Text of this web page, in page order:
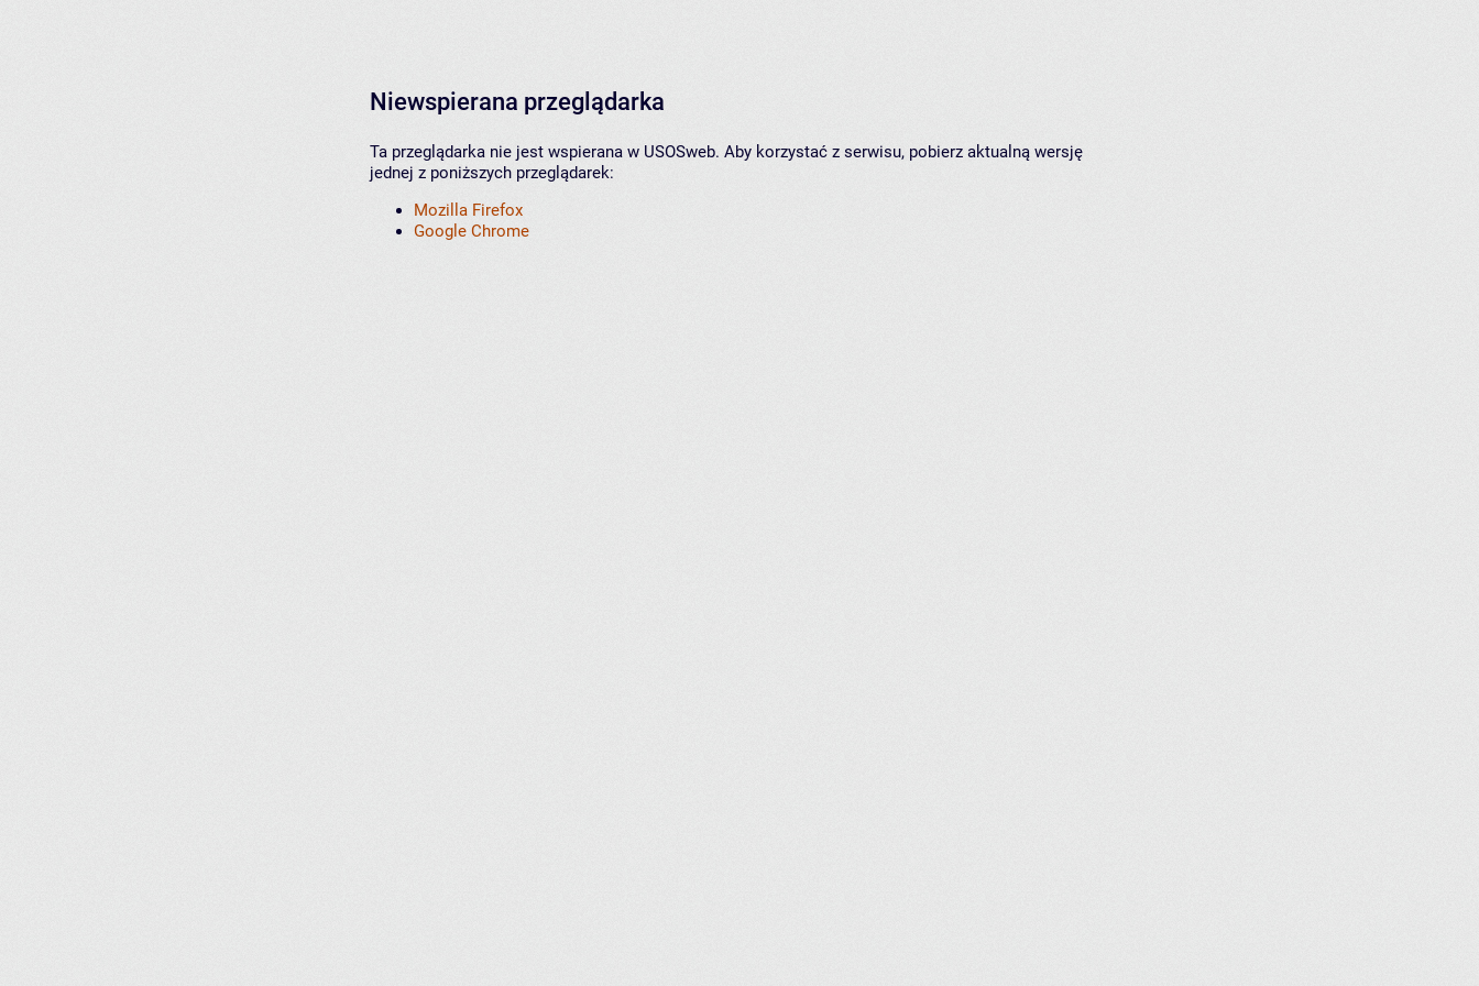
Niewspierana przeglądarka
Ta przeglądarka nie jest wspierana w USOSweb. Aby korzystać z serwisu, pobierz aktualną wersję
jednej z poniższych przeglądarek:
Mozilla Firefox
Google Chrome